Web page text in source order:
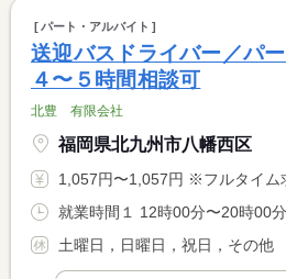
パート・アルバイト
送迎バスドライバー／パ
４〜５時間相談可
北豊 有限会社
福岡県北九州市八幡西区
1,057円〜1,057円 ※フルタイム求人の場合は月額（換算額）、
土曜日，日曜日，祝日，その他